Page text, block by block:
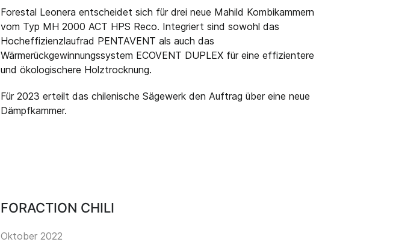
Forestal Leonera entscheidet sich für drei neue Mahild Kombikammern
vom Typ MH 2000 ACT HPS Reco. Integriert sind sowohl das
Hocheffizienzlaufrad PENTAVENT als auch das
Wärmerückgewinnungssystem ECOVENT DUPLEX für eine effizientere
und ökologischere Holztrocknung.
Für 2023 erteilt das chilenische Sägewerk den Auftrag über eine neue
Dämpfkammer.
FORACTION CHILI
Oktober 2022